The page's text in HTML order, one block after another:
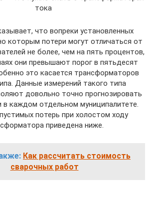
тока
что вопреки установленных
которым потери могут отличаться от
не более, чем на пять процентов,
они превышают порог в пятьдесят
это касается трансформаторов
Данные измерений такого типа
довольно точно прогнозировать
в каждом отдельном муниципалитете.
потерь при холостом ходу
приведена ниже.
Как рассчитать стоимость
сварочных работ